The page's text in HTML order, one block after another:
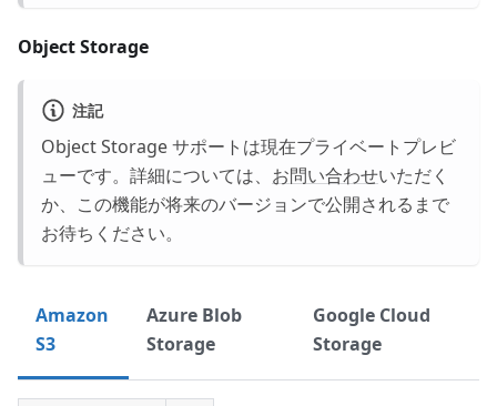
Object Storage
注記
Object Storage サポートは現在プライベートプレビ
ューです。詳細については、 お問い合わせいただく
か、この機能が将来のバージョンで公開されるまで
お待ちください。
Amazon
S3
Azure Blob
Storage
Google Cloud
Storage